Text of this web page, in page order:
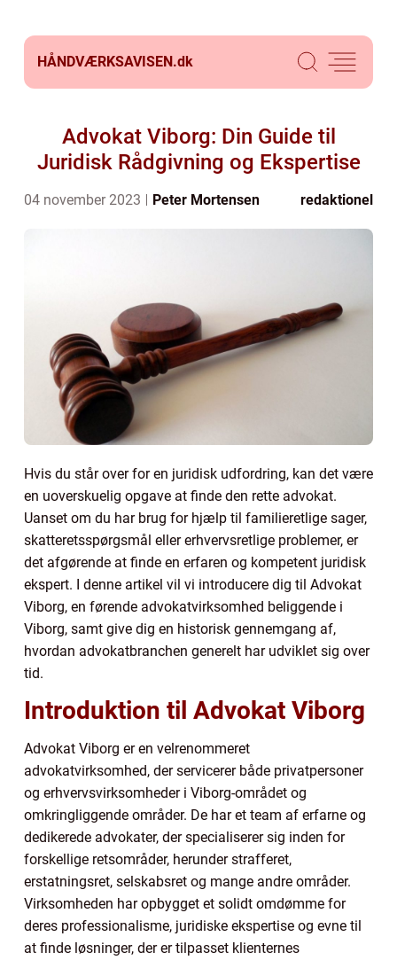
HÅNDVÆRKSAVISEN.dk
Advokat Viborg: Din Guide til
Juridisk Rådgivning og Ekspertise
04 november 2023 Peter Mortensen redaktionel
Hvis du står over for en juridisk udfordring, kan det være
en uoverskuelig opgave at finde den rette advokat.
Uanset om du har brug for hjælp til familieretlige sager,
skatteretsspørgsmål eller erhvervsretlige problemer, er
det afgørende at finde en erfaren og kompetent juridisk
ekspert. I denne artikel vil vi introducere dig til Advokat
Viborg, en førende advokatvirksomhed beliggende i
Viborg, samt give dig en historisk gennemgang af,
hvordan advokatbranchen generelt har udviklet sig over
tid.
Introduktion til Advokat Viborg
Advokat Viborg er en velrenommeret
advokatvirksomhed, der servicerer både privatpersoner
og erhvervsvirksomheder i Viborg-området og
omkringliggende områder. De har et team af erfarne og
dedikerede advokater, der specialiserer sig inden for
forskellige retsområder, herunder strafferet,
erstatningsret, selskabsret og mange andre områder.
Virksomheden har opbygget et solidt omdømme for
deres professionalisme, juridiske ekspertise og evne til
at finde løsninger, der er tilpasset klienternes